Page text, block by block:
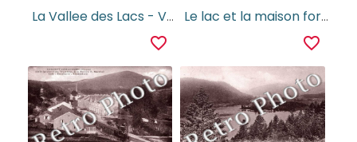
La Vallee des Lacs - Vue de Belbriette
favorite_border
Le lac et la maison forestiere de Retournemer
favorite_border